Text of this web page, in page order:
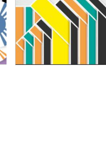
350,00 ₺262,50